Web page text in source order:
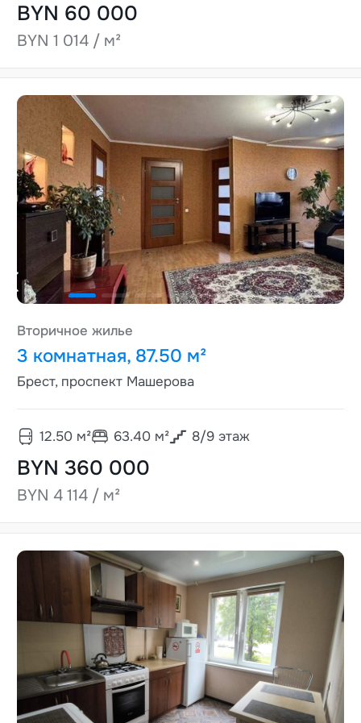
BYN 60 000
BYN 1 014 / м²
Вторичное жилье
3 комнатная, 87.50 м²
Брест, проспект Машерова
12.50м² 63.40м² 8/9этаж
BYN 360 000
BYN 4 114 / м²